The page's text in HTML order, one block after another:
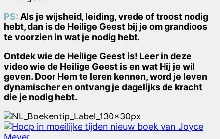
PS: Als je wijsheid, leiding, vrede of troost nodig
hebt, dan is de Heilige Geest bij je om grandioos
te voorzien in wat je nodig hebt.
Ontdek wie de Heilige Geest is! Leer in deze
video wie de Heilige Geest is en wat Hij je wil
geven. Door Hem te leren kennen, word je leven
dynamischer en ontvang je dagelijks de kracht
die je nodig hebt.